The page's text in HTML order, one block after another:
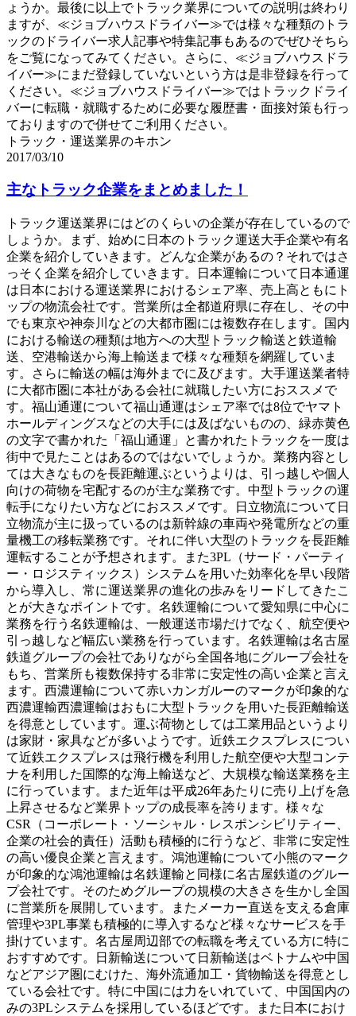
ょうか。最後に以上でトラック業界についての説明は終わり
ますが、≪ジョブハウスドライバー≫では様々な種類のトラ
ックのドライバー求人記事や特集記事もあるのでぜひそちら
をご覧になってみてください。さらに、≪ジョブハウスドラ
イバー≫にまだ登録していないという方は是非登録を行って
ください。≪ジョブハウスドライバー≫ではトラックドライ
バーに転職・就職するために必要な履歴書・面接対策も行っ
ておりますので併せてご利用ください。
トラック・運送業界のキホン
2017/03/10
主なトラック企業をまとめました！
トラック運送業界にはどのくらいの企業が存在しているので
しょうか。まず、始めに日本のトラック運送大手企業や有名
企業を紹介していきます。どんな企業があるの？それではさ
っそく企業を紹介していきます。日本運輸について日本通運
は日本における運送業界におけるシェア率、売上高ともにト
ップの物流会社です。営業所は全都道府県に存在し、その中
でも東京や神奈川などの大都市圏には複数存在します。国内
における輸送の種類は地方への大型トラック輸送と鉄道輸
送、空港輸送から海上輸送まで様々な種類を網羅していま
す。さらに輸送の幅は海外までに及びます。大手運送業者特
に大都市圏に本社がある会社に就職したい方におススメで
す。福山通運について福山通運はシェア率では8位でヤマト
ホールディングスなどの大手には及ばないものの、緑赤黄色
の文字で書かれた「福山通運」と書かれたトラックを一度は
街中で見たことはあるのではないでしょうか。業務内容とし
ては大きなものを長距離運ぶというよりは、引っ越しや個人
向けの荷物を宅配するのが主な業務です。中型トラックの運
転手になりたい方などにおススメです。日立物流について日
立物流が主に扱っているのは新幹線の車両や発電所などの重
量機工の移転業務です。それに伴い大型のトラックを長距離
運転することが予想されます。また3PL（サード・パーティ
ー・ロジスティックス）システムを用いた効率化を早い段階
から導入し、常に運送業界の進化の歩みをリードしてきたこ
とが大きなポイントです。名鉄運輸について愛知県に中心に
業務を行う名鉄運輸は、一般運送市場だけでなく、航空便や
引っ越しなど幅広い業務を行っています。名鉄運輸は名古屋
鉄道グループの会社でありながら全国各地にグループ会社を
もち、営業所も複数保持する非常に安定性の高い企業と言え
ます。西濃運輸について赤いカンガルーのマークが印象的な
西濃運輸西濃運輸はおもに大型トラックを用いた長距離輸送
を得意としています。運ぶ荷物としては工業用品というより
は家財・家具などが多いようです。近鉄エクスプレスについ
て近鉄エクスプレスは飛行機を利用した航空便や大型コンテ
ナを利用した国際的な海上輸送など、大規模な輸送業務を主
に行っています。また近年は平成26年あたりに売り上げを急
上昇させるなど業界トップの成長率を誇ります。様々な
CSR（コーポレート・ソーシャル・レスポンシビリティー、
企業の社会的責任）活動も積極的に行うなど、非常に安定性
の高い優良企業と言えます。鴻池運輸について小熊のマーク
が印象的な鴻池運輸は名鉄運輸と同様に名古屋鉄道のグルー
プ会社です。そのためグループの規模の大きさを生かし全国
に営業所を展開しています。またメーカー直送を支える倉庫
管理や3PL事業も積極的に導入するなど様々なサービスを手
掛けています。名古屋周辺部での転職を考えている方に特に
おすすめです。日新輸送について日新輸送はベトナムや中国
などアジア圏にむけた、海外流通加工・貨物輸送を得意とし
ている会社です。特に中国には力をいれていて、中国国内の
みの3PLシステムを採用しているほどです。また日本におけ